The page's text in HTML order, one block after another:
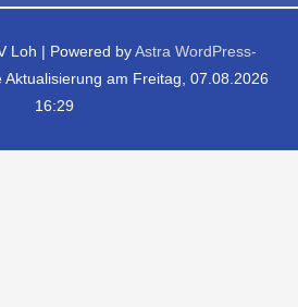
Loh | Powered by Astra WordPress-
Aktualisierung am Freitag, 07.08.2026
16:29